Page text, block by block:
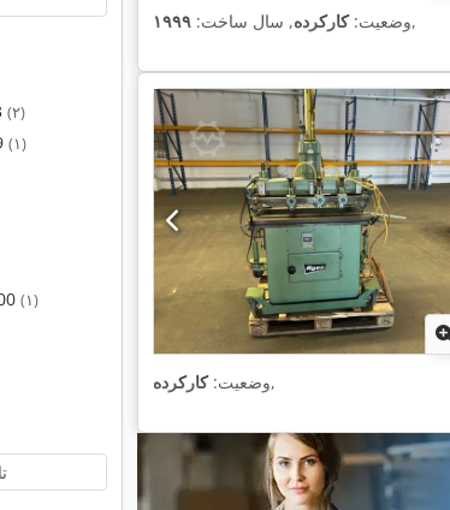
(۲)
(۱)
(۱)
وضعیت:کارکرده, سال ساخت: ۱۹۹۹ ,
وضعیت:کارکرده ,